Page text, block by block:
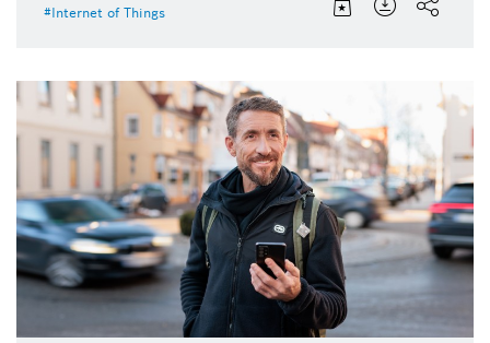
Internet of Things